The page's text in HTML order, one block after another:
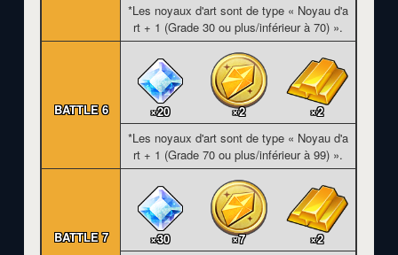
*Les noyaux d'art sont de type « Noyau d'a
rt + 1 (Grade 30 ou plus/inférieur à 70) ».
BATTLE 6 ×20 ×2
×2
*Les noyaux d'art sont de type « Noyau d'a
rt + 1 (Grade 70 ou plus/inférieur à 99) ».
BATTLE 7 ×30 ×7
×2